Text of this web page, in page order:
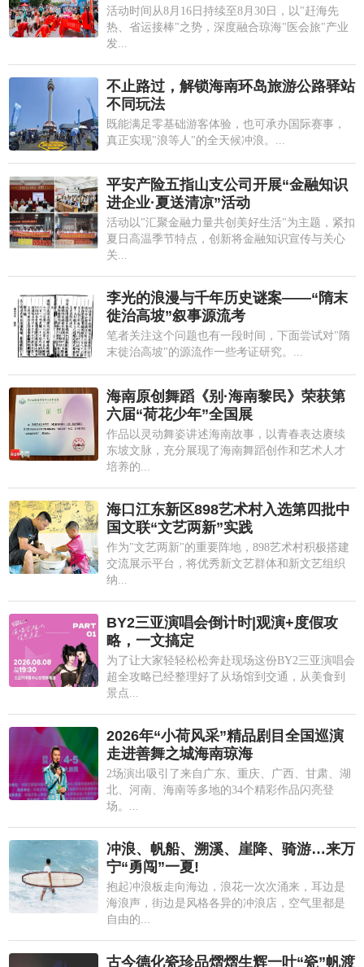
活动时间从8月16日持续至8月30日，以"赶海先
热、省运接棒"之势，深度融合琼海"医会旅"产业
发...
不止路过，解锁海南环岛旅游公路驿站
不同玩法
既能满足零基础游客体验，也可承办国际赛事，
真正实现"浪等人"的全天候冲浪。...
平安产险五指山支公司开展“金融知识
进企业·夏送清凉”活动
活动以"汇聚金融力量共创美好生活"为主题，紧扣
夏日高温季节特点，创新将金融知识宣传与关心
关...
李光的浪漫与千年历史谜案——“隋末
徙治高坡”叙事源流考
笔者关注这个问题也有一段时间，下面尝试对"隋
末徙治高坡"的源流作一些考证研究。...
海南原创舞蹈《别·海南黎民》荣获第
六届“荷花少年”全国展
作品以灵动舞姿讲述海南故事，以青春表达赓续
东坡文脉，充分展现了海南舞蹈创作和艺术人才
培养的...
海口江东新区898艺术村入选第四批中
国文联“文艺两新”实践
作为"文艺两新"的重要阵地，898艺术村积极搭建
交流展示平台，将优秀新文艺群体和新文艺组织
纳...
BY2三亚演唱会倒计时|观演+度假攻
略，一文搞定
为了让大家轻轻松松奔赴现场这份BY2三亚演唱会
超全攻略已经整理好了从场馆到交通，从美食到
景点...
2026年“小荷风采”精品剧目全国巡演
走进善舞之城海南琼海
2场演出吸引了来自广东、重庆、广西、甘肃、湖
北、河南、海南等多地的34个精彩作品闪亮登
场。...
冲浪、帆船、溯溪、崖降、骑游…来万
宁“勇闯”一夏!
抱起冲浪板走向海边，浪花一次次涌来，耳边是
海浪声，街边是风格各异的冲浪店，空气里都是
自由的...
古今德化瓷珍品熠熠生辉一叶“瓷”帆渡